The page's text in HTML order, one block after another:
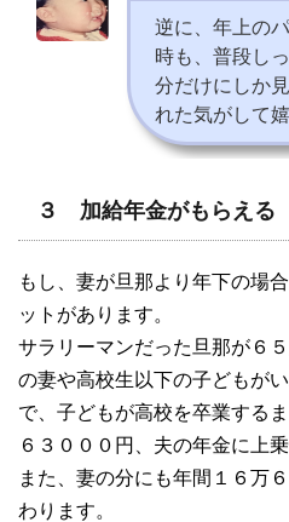
逆に、年上の
時も、普段し
分だけにしか
れた気がして
３ 加給年金がもらえる
もし、妻が旦那より年下の場
ットがあります。
サラリーマンだった旦那が６
の妻や高校生以下の子どもが
で、子どもが高校を卒業する
６３０００円、夫の年金に上乗
また、妻の分にも年間１６万
わります。